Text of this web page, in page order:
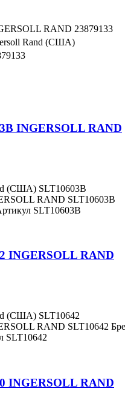
RAND 23879133
Rand (США)
INGERSOLL RAND
(США) SLT10603B
RAND SLT10603B
SLT10603B
INGERSOLL RAND
(США) SLT10642
RAND SLT10642
SLT10642
INGERSOLL RAND